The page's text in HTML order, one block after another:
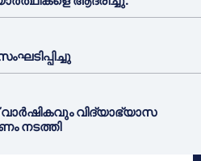
വിദ്യാഭ്യാസ
നടത്തി